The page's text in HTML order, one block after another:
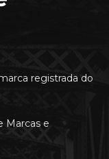
registrada do
Marcas e